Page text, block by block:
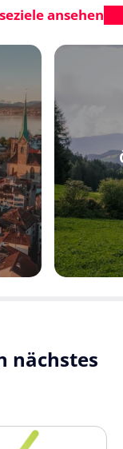
ansehen
nächstes